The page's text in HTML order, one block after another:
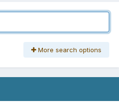
More search options